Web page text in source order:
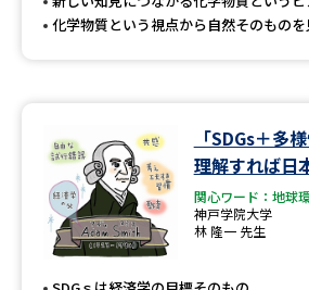
化学物質という視点から自然そのもの
「SDGs＋多
理解すれば日
関心ワード：地球
神戸学院大学
林 隆一 先生